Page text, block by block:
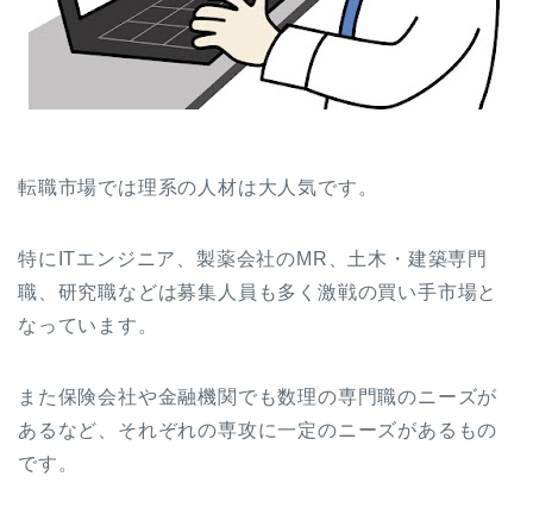
転職市場では理系の人材は大人気です。
特にITエンジニア、製薬会社のMR、土木・建築専門
職、研究職などは募集人員も多く激戦の買い手市場と
なっています。
また保険会社や金融機関でも数理の専門職のニーズが
あるなど、それぞれの専攻に一定のニーズがあるもの
です。